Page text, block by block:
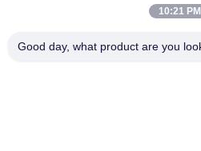
10:21 PM
Good day, what product are you